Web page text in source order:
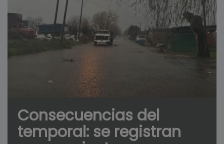
Consecuencias del
temporal: se registran